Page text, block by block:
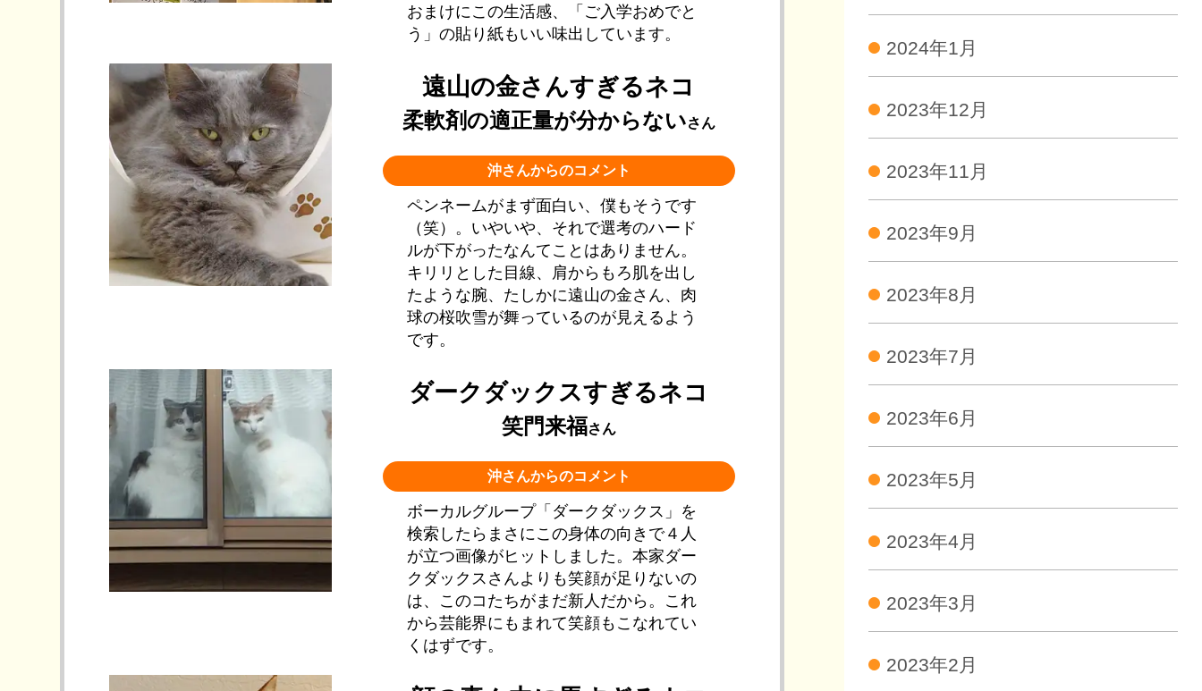
おまけにこの生活感、「ご入学おめでと
う」の貼り紙もいい味出しています。
遠山の金さんすぎるネコ
柔軟剤の適正量が分からないさん
沖さんからのコメント
ペンネームがまず面白い、僕もそうです
（笑）。いやいや、それで選考のハード
ルが下がったなんてことはありません。
キリリとした目線、肩からもろ肌を出し
たような腕、たしかに遠山の金さん、肉
球の桜吹雪が舞っているのが見えるよう
です。
ダークダックスすぎるネコ
笑門来福さん
沖さんからのコメント
ボーカルグループ「ダークダックス」を
検索したらまさにこの身体の向きで４人
が立つ画像がヒットしました。本家ダー
クダックスさんよりも笑顔が足りないの
は、このコたちがまだ新人だから。これ
から芸能界にもまれて笑顔もこなれてい
くはずです。
2024年1月
2023年12月
2023年11月
2023年9月
2023年8月
2023年7月
2023年6月
2023年5月
2023年4月
2023年3月
2023年2月